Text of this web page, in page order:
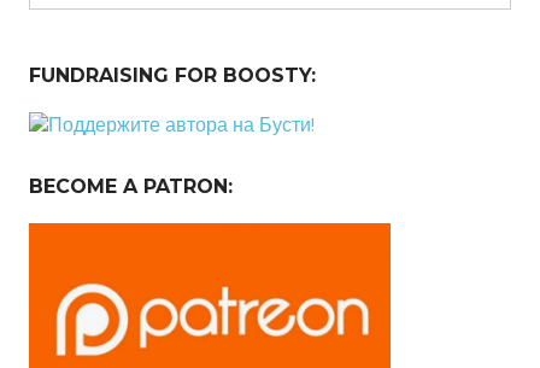
FUNDRAISING FOR BOOSTY:
BECOME A PATRON: